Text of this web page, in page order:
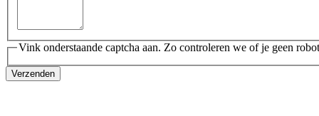
Vink onderstaande captcha aan. Zo controleren we of je geen
Verzenden